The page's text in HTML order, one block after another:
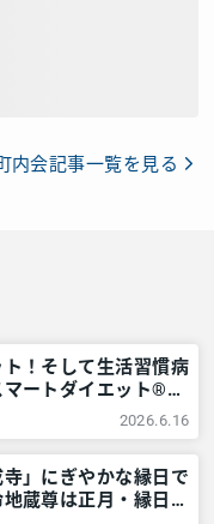
内会記事一覧を見る
！そして生活習慣病
ートダイエット®教
・東京多摩のご近所
2026.6.16
」にぎやかな縁日で
蔵尊は正月・縁日に